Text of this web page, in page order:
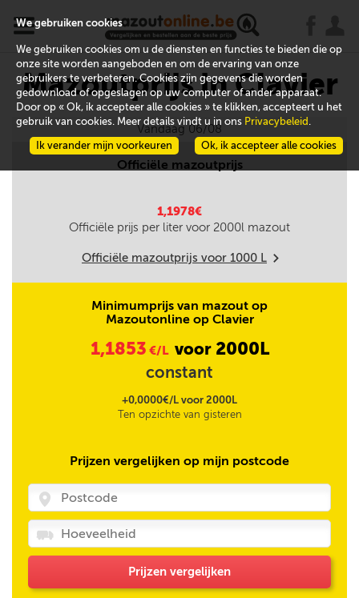
x
Mazoutprijs in Clavier
Vandaag 06/08
Officiële mazoutprijs
1,1978€
Officiële prijs per liter voor 2000l mazout
Officiële mazoutprijs voor 1000 L m
Minimumprijs van mazout op
Mazoutonline op Clavier
1,1853 €/L voor 2000L
constant
+0,0000€/L voor 2000L
Ten opzichte van gisteren
Prijzen vergelijken op mijn postcode
Prijzen vergelijken
We gebruiken cookies
We gebruiken cookies om u de diensten en functies te bieden die op
onze site worden aangeboden en om de ervaring van onze
gebruikers te verbeteren. Cookies zijn gegevens die worden
gedownload of opgeslagen op uw computer of ander apparaat.
Door op « Ok, ik accepteer alle cookies » te klikken, accepteert u het
gebruik van cookies. Meer details vindt u in ons Privacybeleid .
Ok, ik accepteer alle cookies
Ik verander mijn voorkeuren